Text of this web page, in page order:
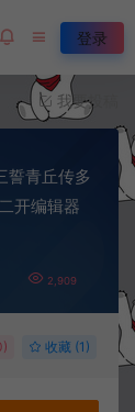
登录
我要投稿
誓青丘传多
开编辑器
2,909
) 收藏 (1)